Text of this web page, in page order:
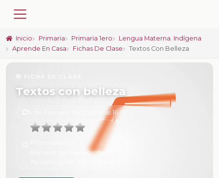
Inicio Primaria Primaria 1ero
Lengua Materna. Indígena
Aprende En Casa
Fichas De Clase Textos Con Belleza
Textos con belleza
6 de Febrero de 2025 a las 16:07
Número de valoraciones: